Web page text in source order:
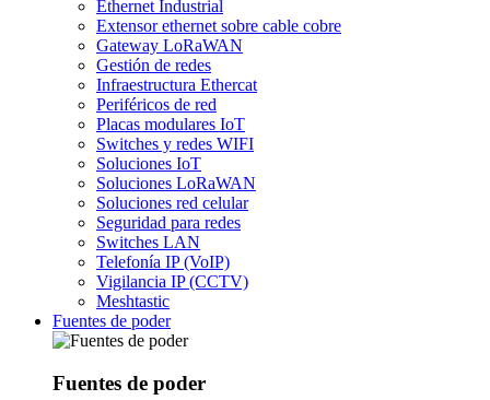
Ethernet Industrial
Extensor ethernet sobre cable cobre
Gateway LoRaWAN
Gestión de redes
Infraestructura Ethercat
Periféricos de red
Placas modulares IoT
Switches y redes WIFI
Soluciones IoT
Soluciones LoRaWAN
Soluciones red celular
Seguridad para redes
Switches LAN
Telefonía IP (VoIP)
Vigilancia IP (CCTV)
Meshtastic
Fuentes de poder
Fuentes de poder